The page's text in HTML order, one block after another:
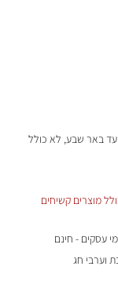
עד באר שבע, לא כולל
מוצרים קשיחים
וערבי חג